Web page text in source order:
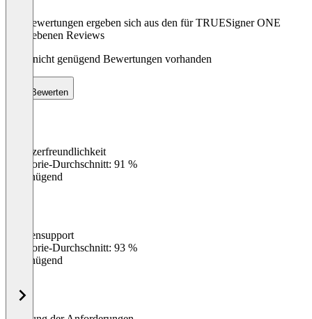
Die Bewertungen ergeben sich aus den für TRUESigner ONE
abgegebenen Reviews
Noch nicht genügend Bewertungen vorhanden
Bewerten
Benutzerfreundlichkeit
Kategorie-Durchschnitt: 91 %
Ungenügend
Kundensupport
Kategorie-Durchschnitt: 93 %
Ungenügend